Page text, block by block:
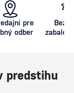
pre
odber
predstihu